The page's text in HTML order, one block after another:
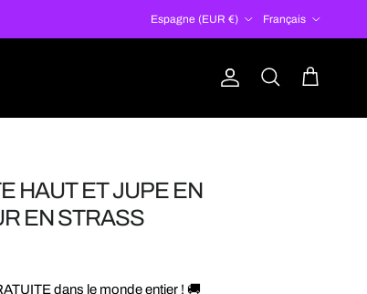
Espagne (EUR €) Français
CompteRecherchePanier
HAUT ET JUPE EN
EN STRASS
dans le monde entier ! 🚚